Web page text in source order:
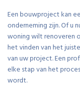
Een bouwproject kan
onderneming zijn. Of u
woning wilt renoveren
het vinden van het
van uw project. Een
elke stap van het
wordt.